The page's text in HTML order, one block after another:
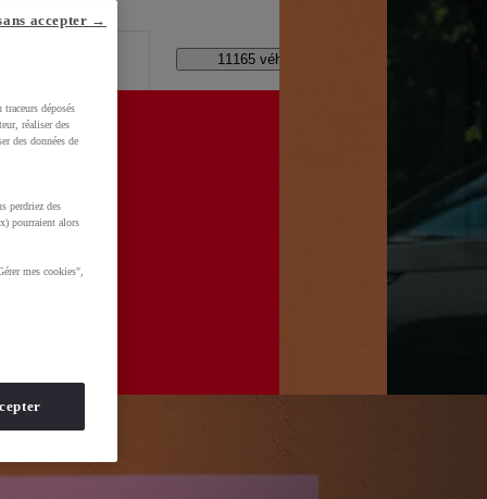
?
11165 véhicules disponibles
déposés
réaliser des
des données de
perdriez des
pourraient alors
mes cookies",
accepter →